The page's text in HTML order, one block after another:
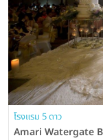
โรงแรม 5 ดาว
Amari Watergate